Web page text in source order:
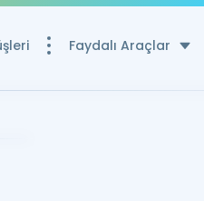
Faydalı Araçlar